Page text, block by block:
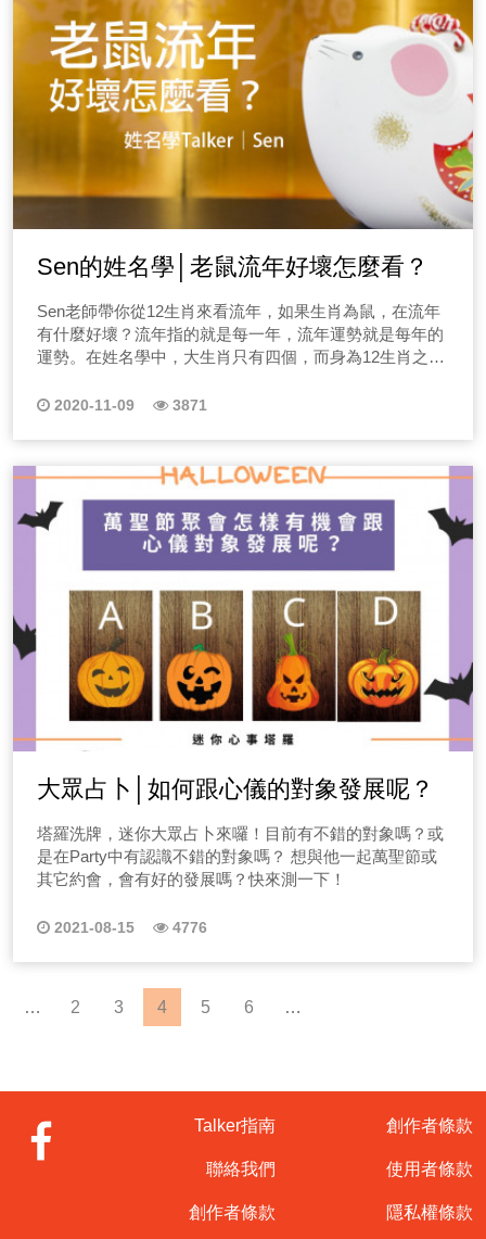
Sen的姓名學│老鼠流年好壞怎麼看？
Sen老師帶你從12生肖來看流年，如果生肖為鼠，在流年
有什麼好壞？流年指的就是每一年，流年運勢就是每年的
運勢。在姓名學中，大生肖只有四個，而身為12生肖之首
2020-11-09 3871
大眾占卜│如何跟心儀的對象發展呢？
塔羅洗牌，迷你大眾占卜來囉！目前有不錯的對象嗎？或
是在Party中有認識不錯的對象嗎？ 想與他一起萬聖節或
其它約會，會有好的發展嗎？快來測一下！
2021-08-15 4776
… 2 3 4 5 6 …
Talker指南
聯絡我們
創作者條款
創作者條款
使用者條款
隱私權條款